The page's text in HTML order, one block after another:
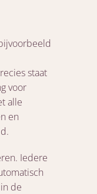
staat
voor
alle
en
Iedere
de